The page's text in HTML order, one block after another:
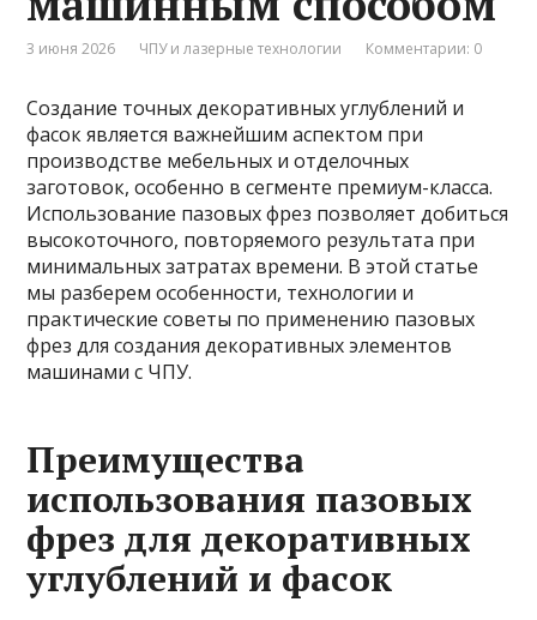
3 июня 2026 ЧПУ и лазерные технологии Комментарии: 0
Создание точных декоративных углублений и
фасок является важнейшим аспектом при
производстве мебельных и отделочных
заготовок, особенно в сегменте премиум-класса.
Использование пазовых фрез позволяет добиться
высокоточного, повторяемого результата при
минимальных затратах времени. В этой статье
мы разберем особенности, технологии и
практические советы по применению пазовых
фрез для создания декоративных элементов
машинами с ЧПУ.
Преимущества
использования пазовых
фрез для декоративных
углублений и фасок